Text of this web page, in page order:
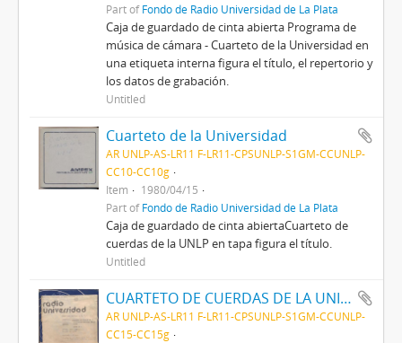
Part ofFondo de Radio Universidad de La Plata
Caja de guardado de cinta abierta Programa de
música de cámara - Cuarteto de la Universidad en
una etiqueta interna figura el título, el repertorio y
los datos de grabación.
Untitled
Cuarteto de la Universidad
AR UNLP-AS-LR11 F-LR11-CPSUNLP-S1GM-CCUNLP-
CC10-CC10g
Item
1980/04/15
Part ofFondo de Radio Universidad de La Plata
Caja de guardado de cinta abiertaCuarteto de
cuerdas de la UNLP en tapa figura el título.
Untitled
CUARTETO DE CUERDAS DE LA UNIVERSIDAD NACIONAL DE LA PLATA
AR UNLP-AS-LR11 F-LR11-CPSUNLP-S1GM-CCUNLP-
CC15-CC15g